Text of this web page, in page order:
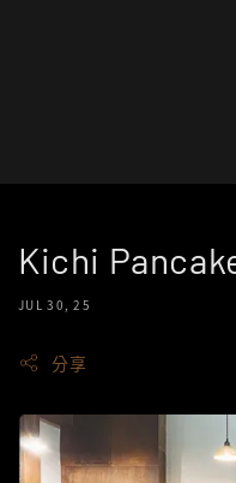
Kichi
JUL 30, 25
分享